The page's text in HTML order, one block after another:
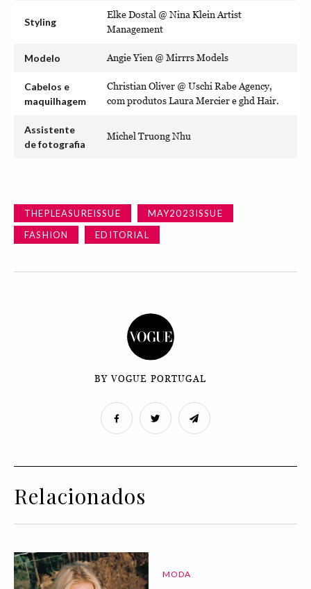
Styling
Elke Dostal @ Nina Klein Artist
Management
Modelo Angie Yien @ Mirrrs Models
Cabelos e
maquilhagem
Christian Oliver @ Uschi Rabe Agency,
com produtos Laura Mercier e ghd Hair.
Assistente
de fotografia
Michel Truong Nhu
THEPLEASUREISSUE
MAY2023ISSUE
FASHION
EDITORIAL
BY VOGUE PORTUGAL
Relacionados
MODA